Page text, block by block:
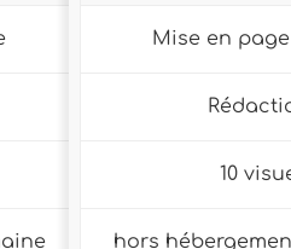
Mise en
10
hors